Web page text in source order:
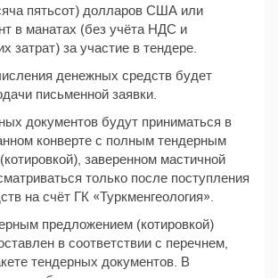
пятьсот) долларов США или
в манатах (без учёта НДС и
затрат) за участие в тендере.
денежных средств будет
письменной заявки.
документов будут приниматься в
конверте с полным тендерным
заверенном мастичной
только после поступления
на счёт ГК «Туркменгеология».
предложением (котировкой)
в соответствии с перечнем,
тендерных документов. В